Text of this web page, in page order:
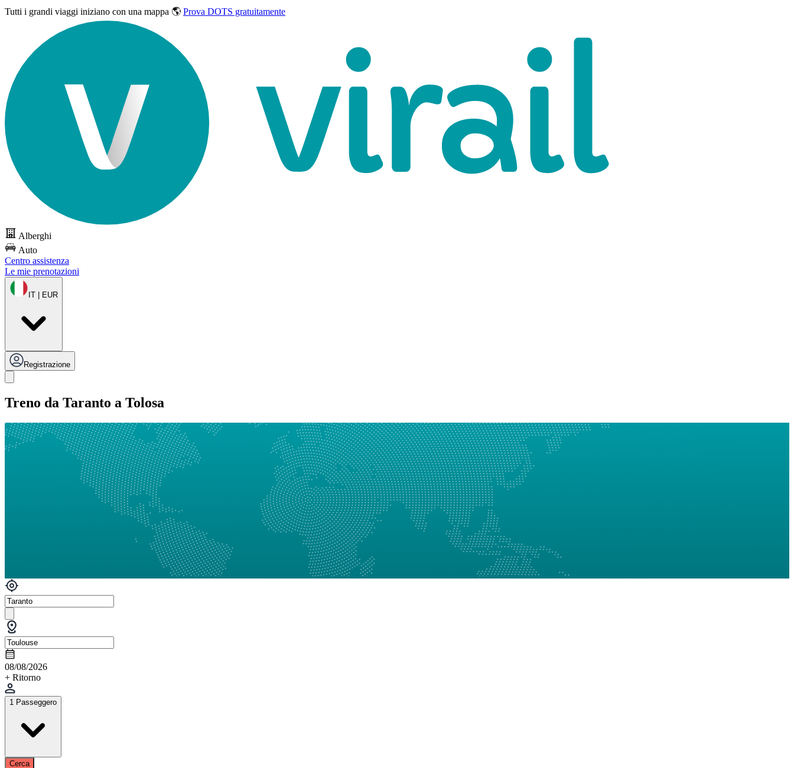
Tutti i grandi viaggi iniziano con una mappa 🌎 Prova DOTS gratuitamente
Alberghi
Auto
Centro assistenza
Le mie prenotazioni
IT | EUR
Registrazione
Treno da Taranto a Tolosa
08/08/2026
+ Ritorno
1 Passeggero
Cerca